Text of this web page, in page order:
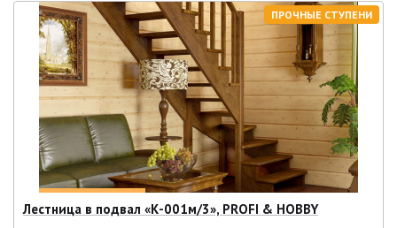
ПРОЧНЫЕ СТУПЕНИ
Лестница в подвал «К-001м/3», PROFI & HOBBY